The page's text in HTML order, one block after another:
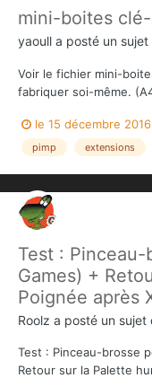
mini-boites
yaoull a posté un sujet
Voir le fichier mini-
fabriquer soi-même.
tuiles/jetons). TOUT
le 15 décembre 2016
pimp extensions
Test : Pinceau-
Games) +
Poignée après
Roolz a posté un sujet
Test : Pinceau-brosse
Retour sur la Palette